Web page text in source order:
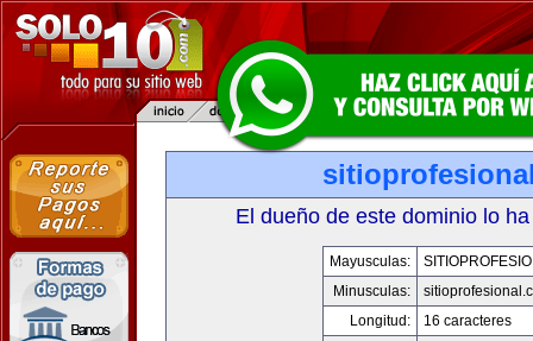
El dueño de este dominio lo
Mayusculas:
Minusculas:
Longitud:
16 caracteres